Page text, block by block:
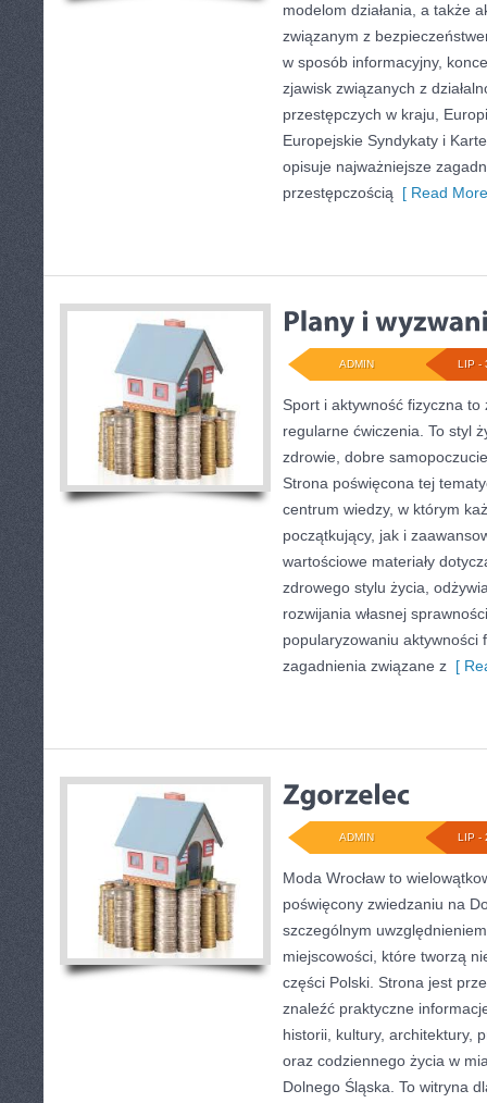
modelom działania, a także
związanym z
w sposób informacyjny,
zjawisk związanych z
przestępczych w kraju,
Europejskie Syndykaty i
opisuje najważniejsze
przestępczością [ Read
LIP -
ADMIN
Sport i aktywność fizyczna
regularne ćwiczenia. To styl
zdrowie, dobre
Strona poświęcona tej
centrum wiedzy, w którym
początkujący, jak i
wartościowe materiały
zdrowego stylu życia,
rozwijania własnej
popularyzowaniu aktywności
zagadnienia związane z [
LIP -
ADMIN
Moda Wrocław to
poświęcony zwiedzaniu na
szczególnym
miejscowości, które tworzą
części Polski. Strona jest
znaleźć praktyczne
historii, kultury, architektury,
oraz codziennego życia w
Dolnego Śląska. To witryna